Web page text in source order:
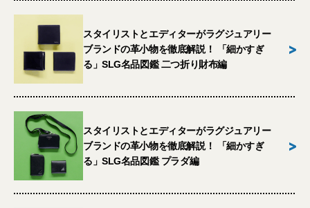
スタイリストとエディターがラグジュアリー
ブランドの革小物を徹底解説！ 「細かすぎ
る」SLG名品図鑑 二つ折り財布編
>
スタイリストとエディターがラグジュアリー
ブランドの革小物を徹底解説！ 「細かすぎ
る」SLG名品図鑑 プラダ編
>